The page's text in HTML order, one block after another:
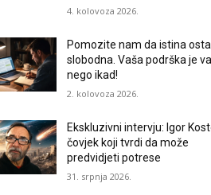
4. kolovoza 2026.
Pomozite nam da istina
slobodna. Vaša podrška je
nego ikad!
2. kolovoza 2026.
Ekskluzivni intervju: Igor
čovjek koji tvrdi da može
predvidjeti potrese
31. srpnja 2026.